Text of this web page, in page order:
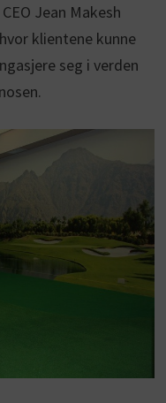
Jean Makesh
klientene kunne
seg i verden